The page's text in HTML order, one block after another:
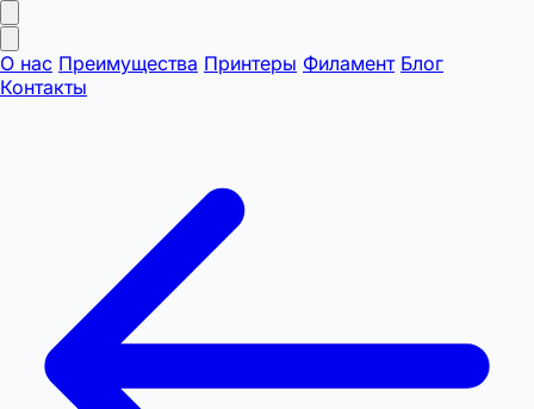
О нас Преимущества Принтеры Филамент Блог
Контакты